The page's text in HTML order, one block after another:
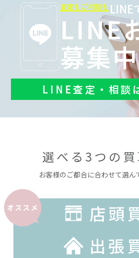
査定もご相談も LINE
LINE
募集
LINE査定・相談
選べる3つの
お客様のご都合に合わせて選ん
オススメ
店頭
出張